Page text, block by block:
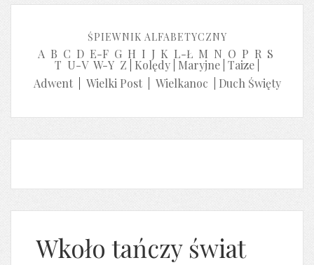
ŚPIEWNIK ALFABETYCZNY
A B C D E-F G H I J K L-Ł M N O P R S
T U-V W-Y Z Kolędy Maryjne Taize
Adwent| Wielki Post| Wielkanoc Duch Święty
Wkoło tańczy świat